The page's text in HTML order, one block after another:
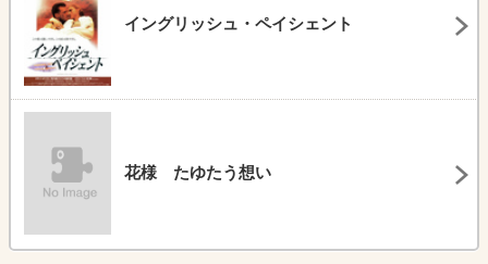
イングリッシュ・ペイシェント
花様 たゆたう想い